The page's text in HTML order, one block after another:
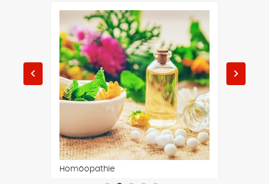
keyboard_arrow_left
Homöopathie
keyboard_arrow_right